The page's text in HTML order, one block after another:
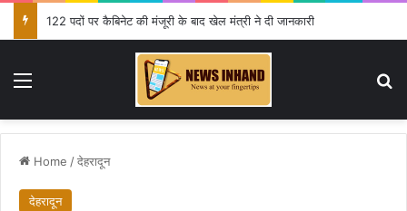
122 पदों पर कैबिनेट की मंजूरी के बाद खेल मंत्री ने दी जानकारी
Menu
Home /देहरादून
देहरादून